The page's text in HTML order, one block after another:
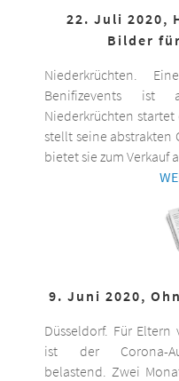
22. Juli 2020,
Bilder
Niederkrüchten.
Benifizevents ist
Niederkrüchten
stellt seine abstrakten
bietet sie zum Verkauf
9. Juni 2020,
Düsseldorf. Für
ist der Corona-
belastend. Zwei